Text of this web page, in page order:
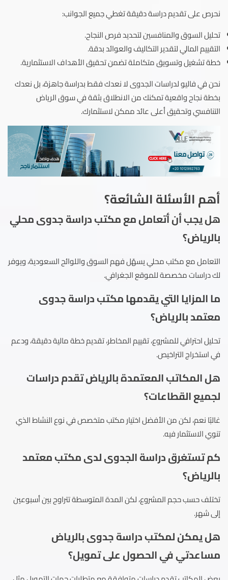
نحرص على تقديم دراسة دقيقة تغطي جميع الجوانب:
تحليل السوق والمنافسين لتحديد فرص النجاح.
التقييم المالي لتقدير التكاليف والعوائد بدقة.
خطة تشغيل وتسويق متكاملة تضمن تحقيق الأهداف الاستثمارية.
نحن في فاليو لدراسات الجدوى لا نعدك فقط بدراسة جاهزة، بل نعدك
بخطة نجاح واقعية تمكنك من الانطلاق بثقة في سوق الرياض
التنافسي وتحقيق أعلى عائد ممكن لاستثمارك.
أهم الأسئلة الشائعة؟
هل يجب أن أتعامل مع مكتب دراسة جدوى محلي
بالرياض؟
التعامل مع مكتب محلي يسهّل فهم السوق واللوائح السعودية، ويوفر
لك دراسات مخصصة للموقع الجغرافي.
ما المزايا التي يقدمها مكتب دراسة جدوى
معتمد بالرياض؟
تحليل احترافي للمشروع، تقييم المخاطر، تقديم خطة مالية دقيقة، ودعم
في استخراج التراخيص.
هل المكاتب المعتمدة بالرياض تقدم دراسات
لجميع القطاعات؟
غالبًا نعم، لكن من الأفضل اختيار مكتب متخصص في نوع النشاط الذي
تنوي الاستثمار فيه.
كم تستغرق دراسة الجدوى لدى مكتب معتمد
بالرياض؟
تختلف حسب حجم المشروع، لكن المدة المتوسطة تتراوح بين أسبوعين
إلى شهر.
هل يمكن لمكتب دراسة جدوى بالرياض
مساعدتي في الحصول على تمويل؟